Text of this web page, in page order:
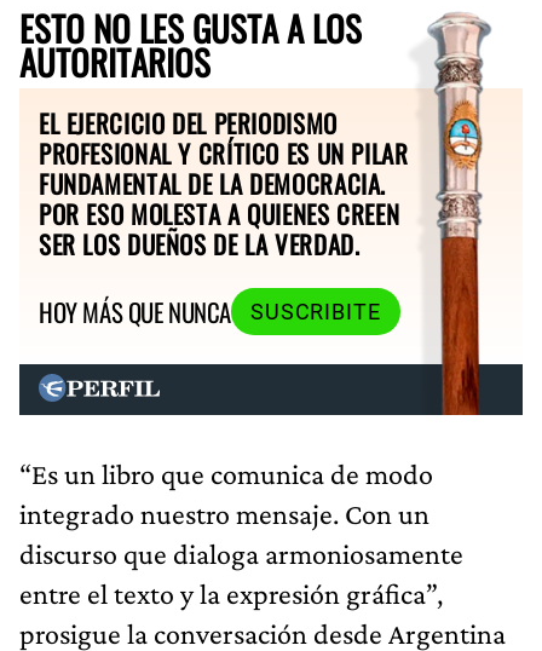
ESTO NO LES GUSTA A LOS
AUTORITARIOS
EL EJERCICIO DEL PERIODISMO
PROFESIONAL Y CRÍTICO ES UN PILAR
FUNDAMENTAL DE LA DEMOCRACIA.
POR ESO MOLESTA A QUIENES CREEN
SER LOS DUEÑOS DE LA VERDAD.
HOY MÁS QUE NUNCA
SUSCRIBITE
“Es un libro que comunica de modo
integrado nuestro mensaje. Con un
discurso que dialoga armoniosamente
entre el texto y la expresión gráfica”,
prosigue la conversación desde Argentina